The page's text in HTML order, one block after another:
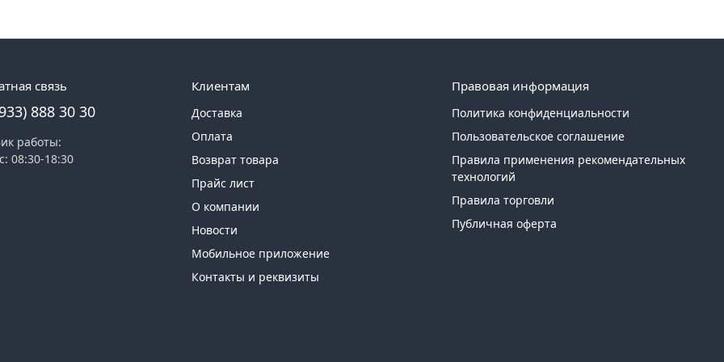
связь
888 30 30
работы:
08:30-18:30
Клиентам
Доставка
Оплата
Возврат товара
Прайс лист
О компании
Новости
Мобильное приложение
Контакты и реквизиты
Правовая информация
Политика конфиденциальности
Пользовательское соглашение
Правила применения рекомендательных
технологий
Правила торговли
Публичная оферта